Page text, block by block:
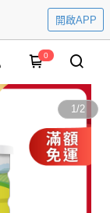
開啟APP
0
1/2